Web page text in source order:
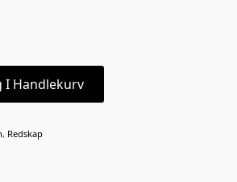
I Handlekurv
, Redskap